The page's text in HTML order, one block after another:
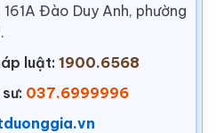
161A Đào Duy Anh, phường
luật: 1900.6568
037.6999996